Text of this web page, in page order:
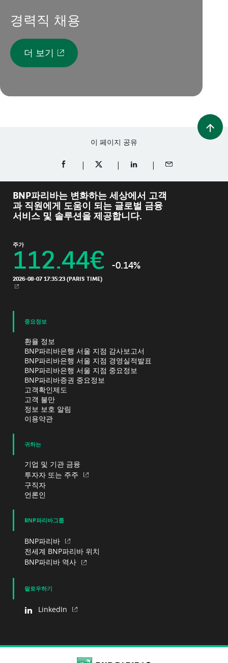
경력직 채용
더 보기
이 페이지 공유
FACEBOOK에 공유 (새 창에서 열림)
TWITTER에 공유 (새 창에서 열림)
LINKEDIN에 공유 (새 창에서
이메일로 공유
BNP파리바는 변화하는 세상에서 고객
과 직원에게 도움이 되는 글로벌 금융
서비스 및 솔루션을 제공합니다.
주가
112.44€ -0.14%
2026-08-07 17:35:23 (PARIS TIME)
새 창
중요정보
환율 정보
BNP파리바은행 서울 지점 감사보고서
BNP파리바은행 서울 지점 경영실적발표
BNP파리바은행 서울 지점 중요정보
BNP파리바증권 중요정보
고객확인제도
고객 불만
정보 보호 알림
이용약관
귀하는
기업 및 기관 금융
투자자 또는 주주
구직자
언론인
BNP파리바그룹
BNP파리바
전세계 BNP파리바 위치
BNP파리바 역사
팔로우하기
LinkedIn